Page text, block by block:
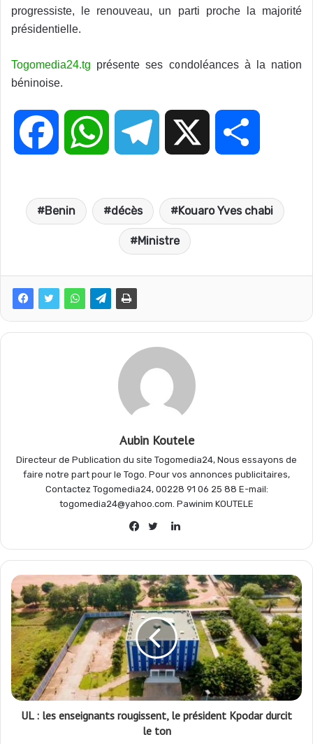
progressiste, le renouveau, un parti proche la majorité
présidentielle.
Togomedia24.tg présente ses condoléances à la nation
béninoise.
c
b
a
s
l
a
m
r
Benin décès Kouaro Yves chabi
Ministre
Aubin Koutele
Directeur de Publication du site Togomedia24, Nous essayons de
faire notre part pour le Togo. Pour vos annonces publicitaires,
Contactez Togomedia24, 00228 91 06 25 88 E-mail:
togomedia24@yahoo.com. Pawinim KOUTELE
Linkedin
UL : les enseignants rougissent, le président Kpodar durcit
le ton